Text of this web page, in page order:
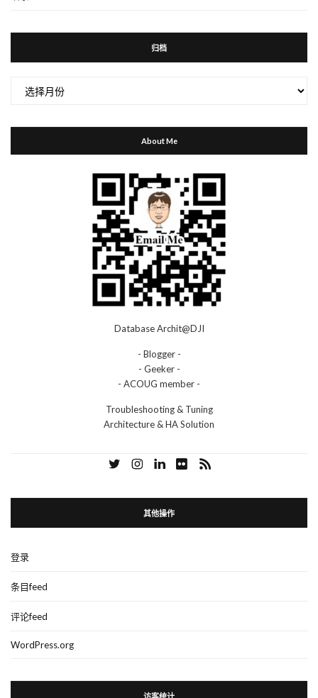
归档
About Me
Database Archit@DJI
- Blogger -
- Geeker -
- ACOUG member -
Troubleshooting & Tuning
Architecture & HA Solution
其他操作
登录
条目feed
评论feed
WordPress.org